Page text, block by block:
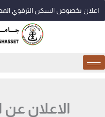
اعلان بخصوص السكن الترقوي
الاعلان